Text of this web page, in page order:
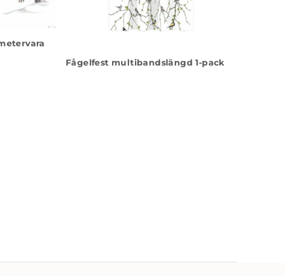
Fågelfest multibandslängd 1-pack